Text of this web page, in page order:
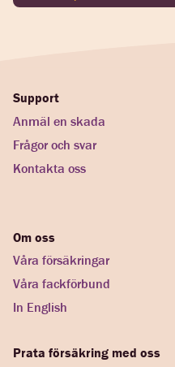
Support
Anmäl en skada
Frågor och svar
Kontakta oss
Om oss
Våra försäkringar
Våra fackförbund
In English
Prata försäkring med oss